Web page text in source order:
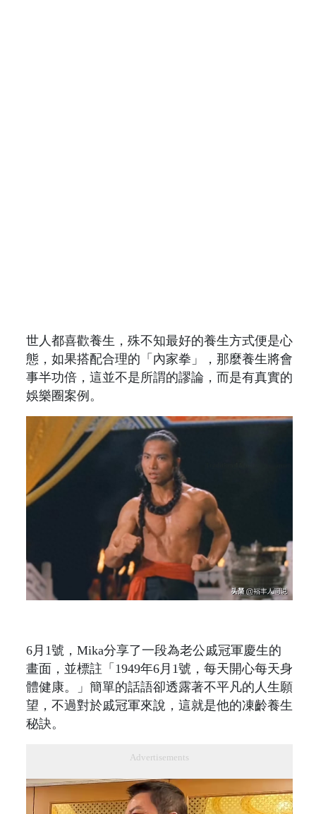
世人都喜歡養生，殊不知最好的養生方式便是心
態，如果搭配合理的「內家拳」，那麼養生將會
事半功倍，這並不是所謂的謬論，而是有真實的
娛樂圈案例。
6月1號，Mika分享了一段為老公戚冠軍慶生的
畫面，並標註「1949年6月1號，每天開心每天身
體健康。」簡單的話語卻透露著不平凡的人生願
望，不過對於戚冠軍來說，這就是他的凍齡養生
秘訣。
Advertisements